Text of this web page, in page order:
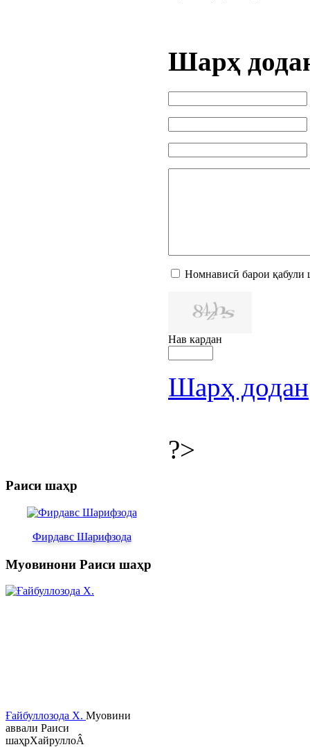
Шарҳ
Номнависӣ барои қабули
Нав кардан
Шарҳ додан
?>
Раиси шаҳр
Фирдавс Шарифзода
Муовинони Раиси шаҳр
Ғайбуллозода Х. Муовини
аввали Раиси
шаҳрХайруллоÂ